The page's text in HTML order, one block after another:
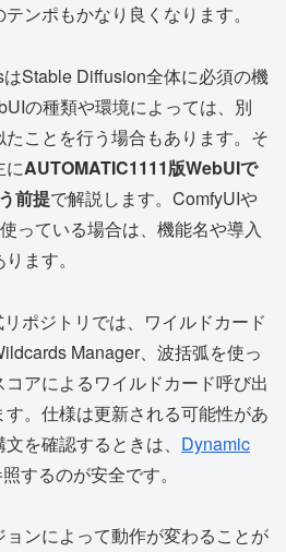
ンポもかなり良くなります。
Stable Diffusion全体に必須の機
の種類や環境によっては、別
ことを行う場合もあります。そ
にAUTOMATIC1111版WebUIで
前提で解説します。ComfyUIや
っている場合は、機能名や導入
ます。
ポジトリでは、ワイルドカード
Manager、波括弧を使っ
アによるワイルドカード呼び出
。仕様は更新される可能性があ
を確認するときは、 Dynamic
するのが安全です。
ンによって動作が変わることが